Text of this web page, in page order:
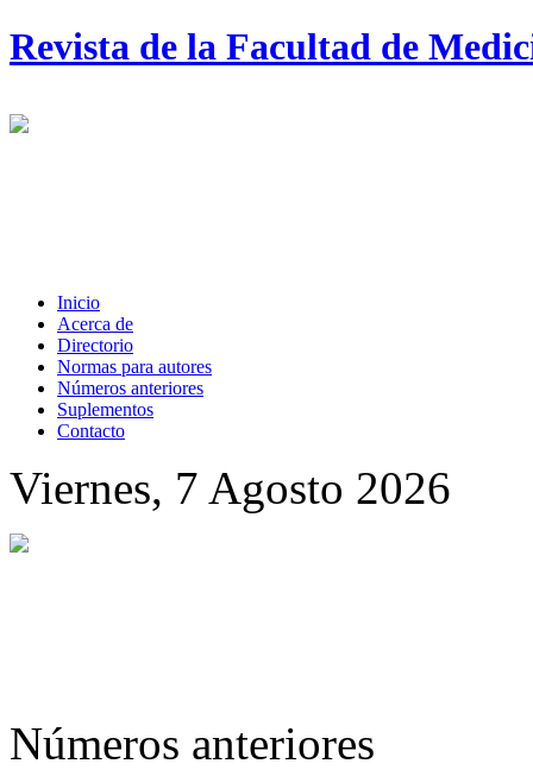
Revista de la Facultad de
Inicio
Acerca de
Directorio
Normas para autores
Números anteriores
Suplementos
Contacto
Viernes, 7 Agosto 2026
Números anteriores